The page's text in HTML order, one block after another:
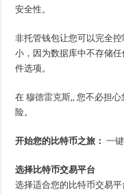
安全性。
非托管钱包让您可以完全
小，因为数据库中不存储
件选项。
在穆德雷克斯,, 您不必担心
险。
开始您的比特币之旅： 一
选择比特币交易平台
选择适合您的比特币交易